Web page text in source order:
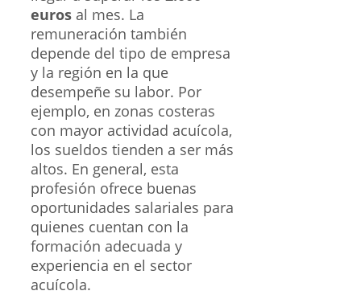
euros al mes. La
remuneración también
depende del tipo de empresa
y la región en la que
desempeñe su labor. Por
ejemplo, en zonas costeras
con mayor actividad acuícola,
los sueldos tienden a ser más
altos. En general, esta
profesión ofrece buenas
oportunidades salariales para
quienes cuentan con la
formación adecuada y
experiencia en el sector
acuícola.